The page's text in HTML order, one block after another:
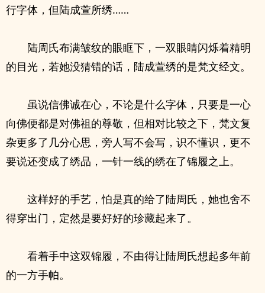
行字体，但陆成萱所绣……
陆周氏布满皱纹的眼眶下，一双眼睛闪烁着精明
的目光，若她没猜错的话，陆成萱绣的是梵文经文。
虽说信佛诚在心，不论是什么字体，只要是一心
向佛便都是对佛祖的尊敬，但相对比较之下，梵文复
杂更多了几分心思，旁人写不会写，识不懂识，更不
要说还变成了绣品，一针一线的绣在了锦履之上。
这样好的手艺，怕是真的给了陆周氏，她也舍不
得穿出门，定然是要好好的珍藏起来了。
看着手中这双锦履，不由得让陆周氏想起多年前
的一方手帕。